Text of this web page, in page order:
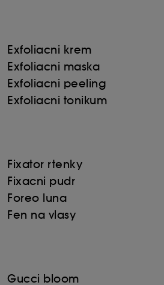
Exfoliacni­ krem
Exfoliacni­ maska
Exfoliacni peeling
Exfoliacni tonikum
Fixator rtenky
Fixacni pudr
Foreo luna
Fen na vlasy
Gucci bloom